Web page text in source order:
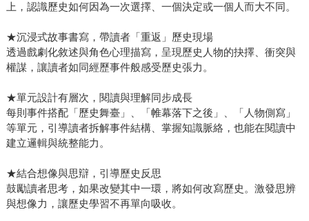
上，認識歷史如何因為一次選擇、一個決定或一個人而大不同。
★沉浸式故事書寫，帶讀者「重返」歷史現場
透過戲劇化敘述與角色心理描寫，呈現歷史人物的抉擇、衝突與
權謀，讓讀者如同經歷事件般感受歷史張力。
★單元設計有層次，閱讀與理解同步成長
每則事件搭配「歷史舞臺」、「帷幕落下之後」、「人物側寫」
等單元，引導讀者拆解事件結構、掌握知識脈絡，也能在閱讀中
建立邏輯與統整能力。
★結合想像與思辯，引導歷史反思
鼓勵讀者思考，如果改變其中一環，將如何改寫歷史。激發思辨
與想像力，讓歷史學習不再單向吸收。